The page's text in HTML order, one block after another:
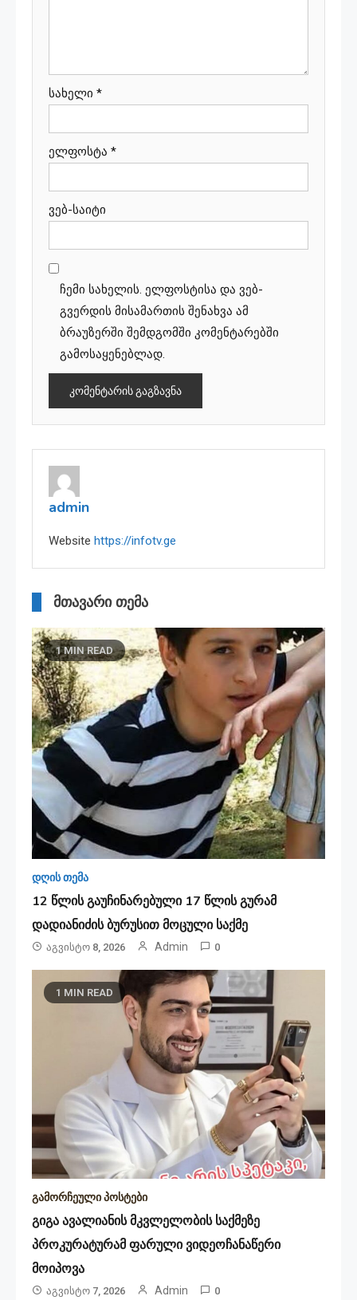
სახელი *
ელფოსტა *
ვებ-საიტი
ჩემი სახელის. ელფოსტისა და ვებ-
გვერდის მისამართის შენახვა ამ
ბრაუზერში შემდგომში კომენტარებში
გამოსაყენებლად.
admin
Website https://infotv.ge
მთავარი თემა
1 MIN READ
დღის თემა
12 წლის გაუჩინარებული 17 წლის გურამ
დადიანიძის ბურუსით მოცული საქმე
Აგვისტო 8, 2026 Admin 0
1 MIN READ
გამორჩეული პოსტები
გიგა ავალიანის მკვლელობის საქმეზე
პროკურატურამ ფარული ვიდეოჩანაწერი
მოიპოვა
Აგვისტო 7, 2026 Admin 0